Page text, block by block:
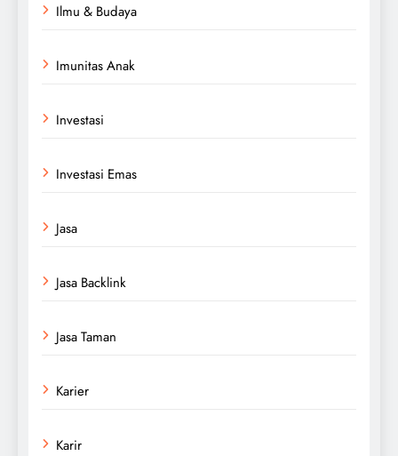
Ilmu & Budaya
Imunitas Anak
Investasi
Investasi Emas
Jasa
Jasa Backlink
Jasa Taman
Karier
Karir